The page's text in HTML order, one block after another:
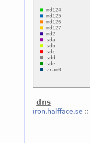
dns
iron.halfface.se::